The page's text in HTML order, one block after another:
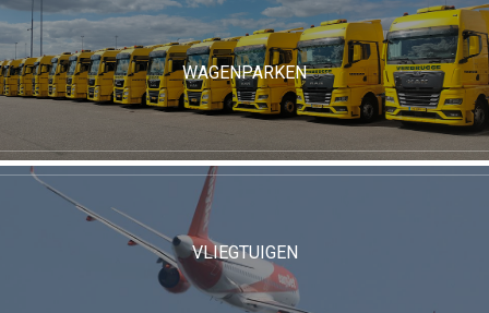
WAGENPARKEN
VLIEGTUIGEN